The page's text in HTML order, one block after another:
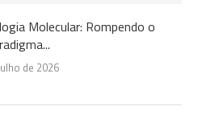
Molecular: Rompendo o
de 2026